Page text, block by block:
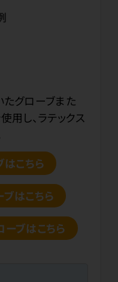
グローブまた
用し、ラテックス
はこちら
はこちら
ブはこちら